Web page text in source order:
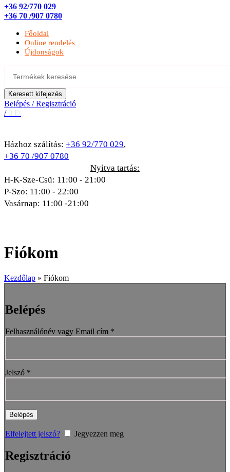
+36 92/770 029
+36 70 /907 0780
Főoldal
Online rendelés
Újdonságok
Keresett kifejezés
Belépés / Regisztráció
/ 0 Ft
Házhoz szálítás: +36 92/770 029,
+36 70 /907 0780
Nyitva tartás:
H-K-Sze-Csü: 11:00 - 21:00
P-Szo: 11:00 - 22:00
Vasárnap: 11:00 -21:00
Fiókom
Kezdőlap » Fiókom
Belépés
Felhasználónév vagy Email cím *
Jelszó *
Belépés
Elfelejtett jelszó? Jegyezzen meg
Regisztráció